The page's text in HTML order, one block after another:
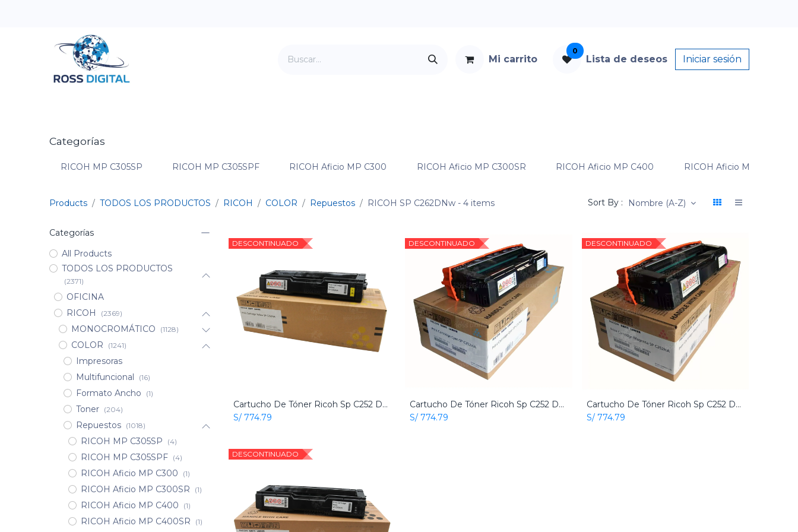
Mi carrito
0
Lista de deseos Iniciar sesión
Categorías
RICOH MP C305SP RICOH MP C305SPF RICOH Aficio MP C300 RICOH Aficio MP C300SR RICOH Aficio MP C400 RICOH Aficio MP C400SR
Products TODOS LOS PRODUCTOS RICOH COLOR Repuestos RICOH SP C262DNw- 4 items Sort By : Nombre (A-Z)
Categorías
All Products
TODOS LOS PRODUCTOS
(2371)
OFICINA
RICOH
(2369)
MONOCROMÁTICO (1128)
COLOR (1241)
Impresoras
Multifuncional
(16)
Formato Ancho (1)
Toner (204)
Repuestos (1018)
RICOH MP C305SP (4)
RICOH MP C305SPF (4)
RICOH Aficio MP C300 (1)
RICOH Aficio MP C300SR (1)
RICOH Aficio MP C400 (1)
RICOH Aficio MP C400SR (1)
DESCONTINUADO
Add to Cart
Cartucho De Tóner Ricoh Sp C252 Dn Amarillo Original
S/ 774.79
DESCONTINUADO
Add to Cart
Cartucho De Tóner Ricoh Sp C252 Dn Cian Original
S/774.79
DESCONTINUADO
Add to Cart
Cartucho De Tóner Ricoh Sp C252 Dn Magenta Original
S/ 774.79
DESCONTINUADO